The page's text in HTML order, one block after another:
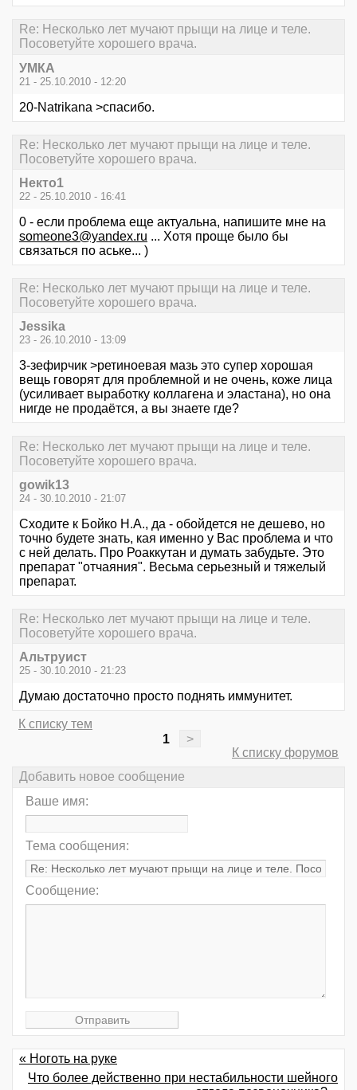
Re: Несколько лет мучают прыщи на лице и теле.
Посоветуйте хорошего врача.
УМКА
21 - 25.10.2010 - 12:20
20-Natrikana >спасибо.
Re: Несколько лет мучают прыщи на лице и теле.
Посоветуйте хорошего врача.
Некто1
22 - 25.10.2010 - 16:41
0 - если проблема еще актуальна, напишите мне на
someone3@yandex.ru ... Хотя проще было бы
связаться по аське... )
Re: Несколько лет мучают прыщи на лице и теле.
Посоветуйте хорошего врача.
Jessika
23 - 26.10.2010 - 13:09
3-зефирчик >ретиноевая мазь это супер хорошая
вещь говорят для проблемной и не очень, коже лица
(усиливает выработку коллагена и эластана), но она
нигде не продаётся, а вы знаете где?
Re: Несколько лет мучают прыщи на лице и теле.
Посоветуйте хорошего врача.
gowik13
24 - 30.10.2010 - 21:07
Сходите к Бойко Н.А., да - обойдется не дешево, но
точно будете знать, кая именно у Вас проблема и что
с ней делать. Про Роаккутан и думать забудьте. Это
препарат "отчаяния". Весьма серьезный и тяжелый
препарат.
Re: Несколько лет мучают прыщи на лице и теле.
Посоветуйте хорошего врача.
Альтруист
25 - 30.10.2010 - 21:23
Думаю достаточно просто поднять иммунитет.
К списку тем
1
>
К списку форумов
Добавить новое сообщение
Ваше имя:
Тема сообщения:
Сообщение:
« Ноготь на руке
Что более действенно при нестабильности шейного